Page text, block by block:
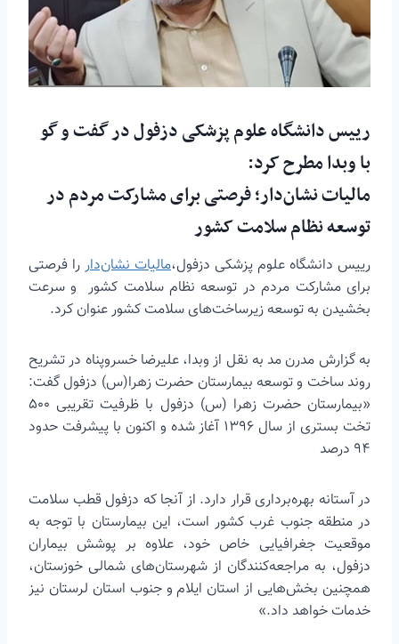
رییس دانشگاه علوم پزشکی دزفول در گفت و گو
با وبدا مطرح کرد:
مالیات نشان‌دار؛ فرصتی برای مشارکت مردم در
توسعه نظام سلامت کشور
رییس دانشگاه علوم پزشکی دزفول،مالیات نشان‌دار را فرصتی
برای مشارکت مردم در توسعه نظام سلامت کشور و سرعت
بخشیدن به توسعه زیرساخت‌های سلامت کشور عنوان کرد.
به گزارش مدرن مد به نقل از وبدا، علیرضا خسروپناه در تشریح
روند ساخت و توسعه بیمارستان حضرت زهرا(س) دزفول گفت:
«بیمارستان حضرت زهرا (س) دزفول با ظرفیت تقریبی ۵۰۰
تخت بستری از سال ۱۳۹۶ آغاز شده و اکنون با پیشرفت حدود
۹۴ درصد
در آستانه بهره‌برداری قرار دارد. از آنجا که دزفول قطب سلامت
در منطقه جنوب غرب کشور است، این بیمارستان با توجه به
موقعیت جغرافیایی خاص خود، علاوه بر پوشش بیماران
دزفول، به مراجعه‌کنندگان از شهرستان‌های شمالی خوزستان،
همچنین بخش‌هایی از استان ایلام و جنوب استان لرستان نیز
خدمات خواهد داد.»